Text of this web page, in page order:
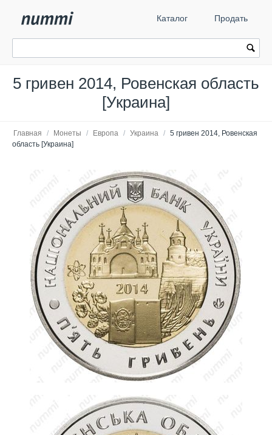
Каталог Продать
5 гривен 2014, Ровенская область
[Украина]
Главная / Монеты / Европа / Украина / 5 гривен 2014, Ровенская
область [Украина]